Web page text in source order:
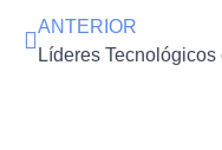
ANTERIOR